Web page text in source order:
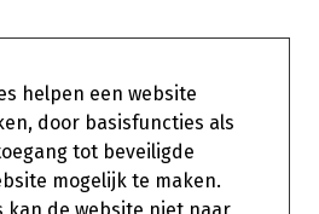
helpen een website
door basisfuncties als
tot beveiligde
mogelijk te maken.